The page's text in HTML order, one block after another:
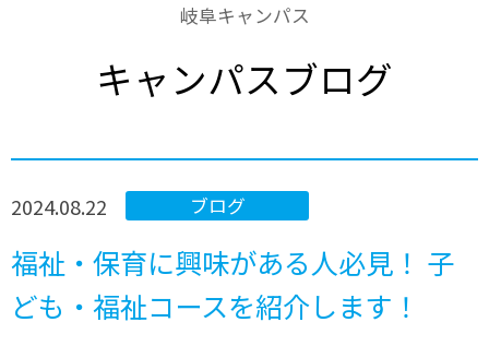
岐阜キャンパス
キャンパスブログ
ブログ
2024.08.22
福祉・保育に興味がある人必見！ 子
ども・福祉コースを紹介します！